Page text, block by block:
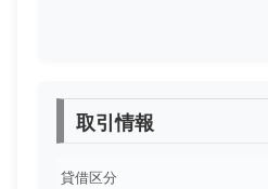
取引情報
貸借区分